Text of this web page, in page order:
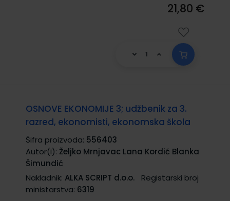
21,80 €
OSNOVE EKONOMIJE 3; udžbenik za 3.
razred, ekonomisti, ekonomska škola
Šifra proizvoda: 556403
Autor(i): Željko Mrnjavac Lana Kordić Blanka
Šimundić
Nakladnik: ALKA SCRIPT d.o.o.
Registarski broj
ministarstva: 6319